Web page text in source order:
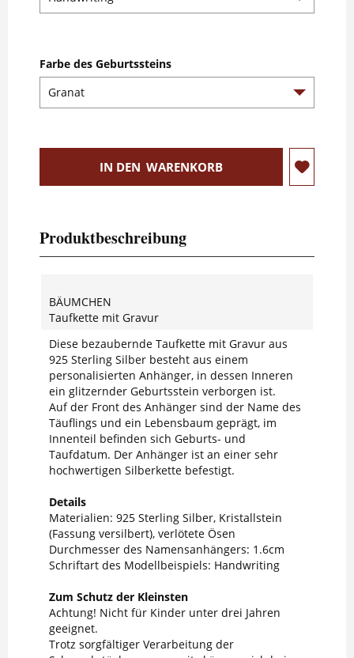
Farbe des Geburtssteins
IN DEN WARENKORB
Produktbeschreibung
BÄUMCHEN
Taufkette mit Gravur
Diese bezaubernde Taufkette mit Gravur aus
925 Sterling Silber besteht aus einem
personalisierten Anhänger, in dessen Inneren
ein glitzernder Geburtsstein verborgen ist.
Auf der Front des Anhänger sind der Name des
Täuflings und ein Lebensbaum geprägt, im
Innenteil befinden sich Geburts- und
Taufdatum. Der Anhänger ist an einer sehr
hochwertigen Silberkette befestigt.
Details
Materialien: 925 Sterling Silber, Kristallstein
(Fassung versilbert), verlötete Ösen
Durchmesser des Namensanhängers: 1.6cm
Schriftart des Modellbeispiels: Handwriting
Zum Schutz der Kleinsten
Achtung! Nicht für Kinder unter drei Jahren
geeignet.
Trotz sorgfältiger Verarbeitung der